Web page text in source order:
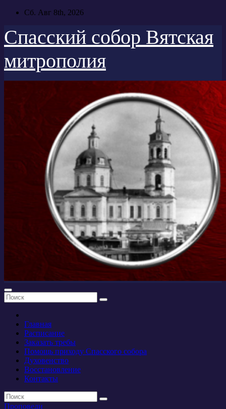
Перейти
содержимому
Сб. Авг 8th, 2026
Спасский собор Вятская
митрополия
Главная
Расписание
Заказать требы
Помощь приходу Спасского собора
Духовенство
Восстановление
Контакты
Проповеди